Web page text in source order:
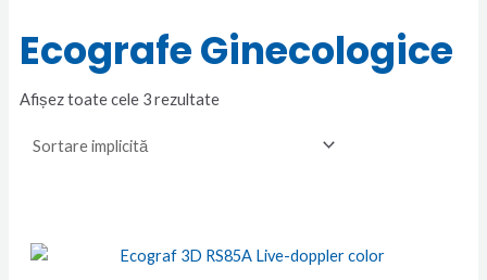
Ecografe Ginecologice
Afișez toate cele 3 rezultate